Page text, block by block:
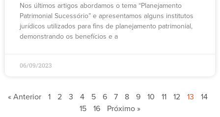
Nos últimos artigos abordamos o tema “Planejamento
Patrimonial Sucessório” e apresentamos alguns institutos
jurídicos utilizados para fins de planejamento patrimonial,
demonstrando os benefícios e a
06/09/2023
« Anterior 1 2 3 4 5 6 7 8 9 10 11 12 13
14
15
16 Próximo »